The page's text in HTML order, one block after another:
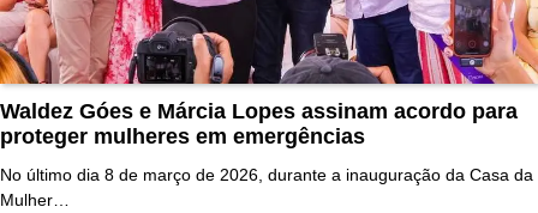
Waldez Góes e Márcia Lopes assinam acordo para
proteger mulheres em emergências
No último dia 8 de março de 2026, durante a inauguração da Casa da
Mulher…